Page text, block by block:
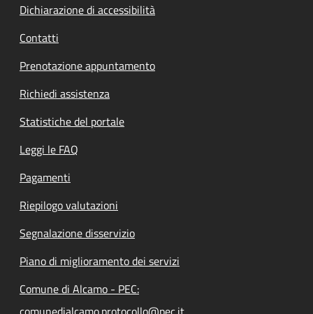
Dichiarazione di accessibilità
Contatti
Prenotazione appuntamento
Richiedi assistenza
Statistiche del portale
Leggi le FAQ
Pagamenti
Riepilogo valutazioni
Segnalazione disservizio
Piano di miglioramento dei servizi
Comune di Alcamo - PEC: